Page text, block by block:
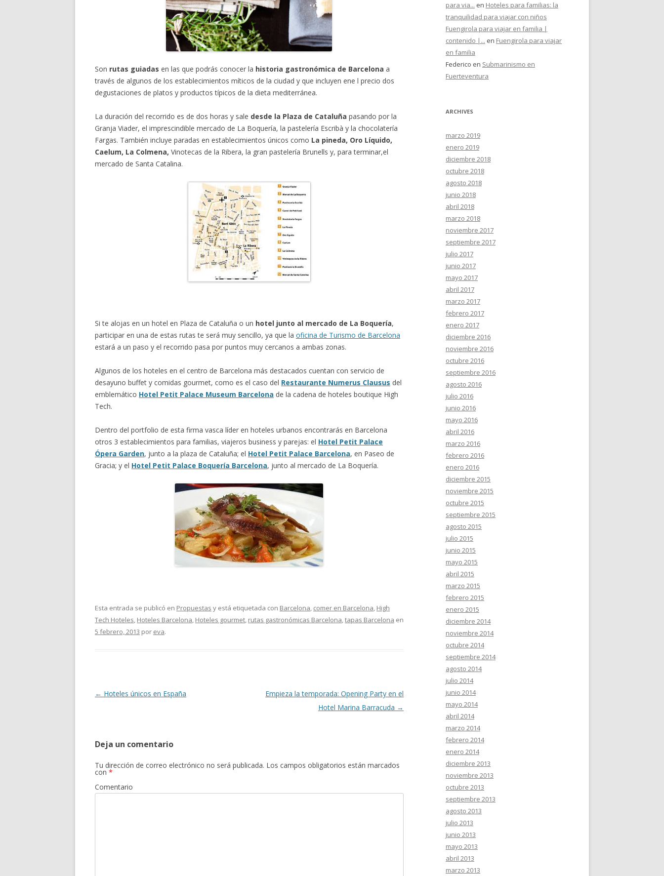
Son rutas guiadas en las que podrás conocer la historia gastronómica de Barcelona a
través de algunos de los establecimientos míticos de la ciudad y que incluyen ene l precio dos
degustaciones de platos y productos típicos de la dieta mediterránea.
La duración del recorrido es de dos horas y sale desde la Plaza de Cataluña pasando por la
Granja Viader, el imprescindible mercado de La Boquería, la pastelería Escribà y la chocolatería
Fargas. También incluye paradas en establecimientos únicos como La pineda, Oro Líquido,
Caelum, La Colmena, Vinotecas de la Ribera, la gran pastelería Brunells y, para terminar,el
mercado de Santa Catalina.
Si te alojas en un hotel en Plaza de Cataluña o un hotel junto al mercado de La Boquería,
participar en una de estas rutas te será muy sencillo, ya que la oficina de Turismo de Barcelona
estará a un paso y el recorrido pasa por puntos muy cercanos a ambas zonas.
Algunos de los hoteles en el centro de Barcelona más destacados cuentan con servicio de
desayuno buffet y comidas gourmet, como es el caso del Restaurante Numerus Clausus del
emblemático Hotel Petit Palace Museum Barcelona de la cadena de hoteles boutique High
Tech.
Dentro del portfolio de esta firma vasca líder en hoteles urbanos encontrarás en Barcelona
otros 3 establecimientos para familias, viajeros business y parejas: el Hotel Petit Palace
Ópera Garden, junto a la plaza de Cataluña; el Hotel Petit Palace Barcelona, en Paseo de
Gracia; y el Hotel Petit Palace Boquería Barcelona, junto al mercado de La Boquería.
Esta entrada se publicó en Propuestas y está etiquetada con Barcelona, comer en Barcelona, High
Tech Hoteles, Hoteles Barcelona, Hoteles gourmet, rutas gastronómicas Barcelona,tapas Barcelona en
5 febrero, 2013 por eva.
Navegación
← Hoteles únicos en España
Empieza la temporada: Opening Party en el
Hotel Marina Barracuda →
Deja un comentario
Tu dirección de correo electrónico no será publicada. Los campos obligatorios están marcados
con *
Comentario
para via... en Hoteles para familias: la
tranquilidad para viajar con niños
Fuengirola para viajar en familia |
contenido |... en Fuengirola para viajar
en familia
Federico en Submarinismo en
Fuerteventura
ARCHIVES
marzo 2019
enero 2019
diciembre 2018
octubre 2018
agosto 2018
junio 2018
abril 2018
marzo 2018
noviembre 2017
septiembre 2017
julio 2017
junio 2017
mayo 2017
abril 2017
marzo 2017
febrero 2017
enero 2017
diciembre 2016
noviembre 2016
octubre 2016
septiembre 2016
agosto 2016
julio 2016
junio 2016
mayo 2016
abril 2016
marzo 2016
febrero 2016
enero 2016
diciembre 2015
noviembre 2015
octubre 2015
septiembre 2015
agosto 2015
julio 2015
junio 2015
mayo 2015
abril 2015
marzo 2015
febrero 2015
enero 2015
diciembre 2014
noviembre 2014
octubre 2014
septiembre 2014
agosto 2014
julio 2014
junio 2014
mayo 2014
abril 2014
marzo 2014
febrero 2014
enero 2014
diciembre 2013
noviembre 2013
octubre 2013
septiembre 2013
agosto 2013
julio 2013
junio 2013
mayo 2013
abril 2013
marzo 2013